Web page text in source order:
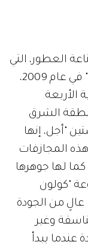
العطور، التي
انضمت إلى "ستوديو جو مالون للإبداع" في عام 2009،
الأربعة
الشرق
"أجل، إنها
المجازفات
لها جوهرها
"كولون
من الجودة
وغير
يبدأ